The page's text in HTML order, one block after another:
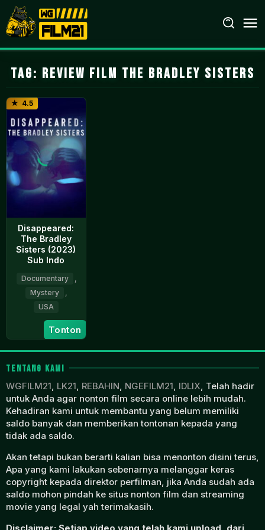
Loncat
ke
konten
Tag: review film The Bradley Sisters
4.5
Disappeared:
The Bradley
Sisters (2023)
Sub Indo
Documentary
Mystery
USA
20
Aug
2023
Ricky
Lewis
Tonton
TENTANG KAMI
WGFILM21, LK21, REBAHIN, NGEFILM21, IDLIX, Telah hadir
untuk Anda agar nonton film secara online lebih mudah.
Kehadiran kami untuk membantu yang belum memiliki
saldo banyak dan memberikan tontonan kepada yang
tidak ada saldo.
Akan tetapi bukan berarti kalian bisa menonton disini terus,
Apa yang kami lakukan sebenarnya melanggar keras
copyright kepada direktor perfilman, jika Anda sudah ada
saldo mohon pindah ke situs nonton film dan streaming
movie yang legal yah terimakasih.